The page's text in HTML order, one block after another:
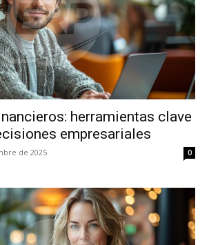
herramientas clave
empresariales
de 2025 0